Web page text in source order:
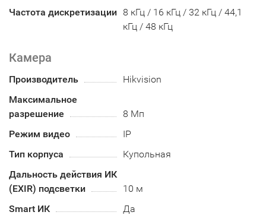
Частота дискретизации 8 кГц / 16 кГц / 32 кГц / 44,1
кГц / 48 кГц
Камера
Производитель
Hikvision
Максимальное
разрешение
8 Мп
Режим видео
IP
Тип корпуса
Купольная
Дальность действия ИК
(EXIR) подсветки
10 м
Smart ИК
Да